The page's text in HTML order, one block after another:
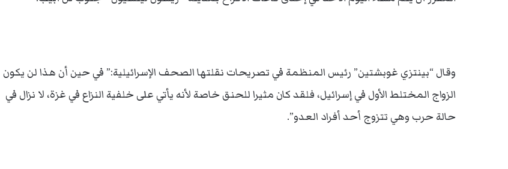
وقال “بينتزي غوبشتين” رئيس المنظمة في تصريحات نقلتها الصحف الإسرائيلية:” في حين أن هذا لن يكون
الزواج المختلط الأول في إسرائيل، فلقد كان مثيرا للحنق خاصة لأنه يأتي على خلفية النزاع في غزة، لا نزال في
حالة حرب وهي تتزوج أحد أفراد العدو”.